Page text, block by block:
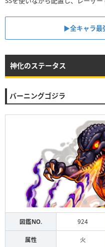
▶全キャラ最
神化のステータス
バーニングゴジラ
図鑑NO. 924
属性 火